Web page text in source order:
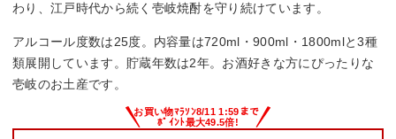
わり、江戸時代から続く壱岐焼酎を守り続けています。
アルコール度数は25度。内容量は720ml・900ml・1800mlと3種
類展開しています。貯蔵年数は2年。お酒好きな方にぴったりな
壱岐のお土産です。